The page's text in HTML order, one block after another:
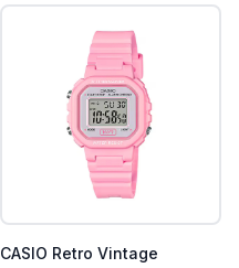
CASIO Retro Vintage